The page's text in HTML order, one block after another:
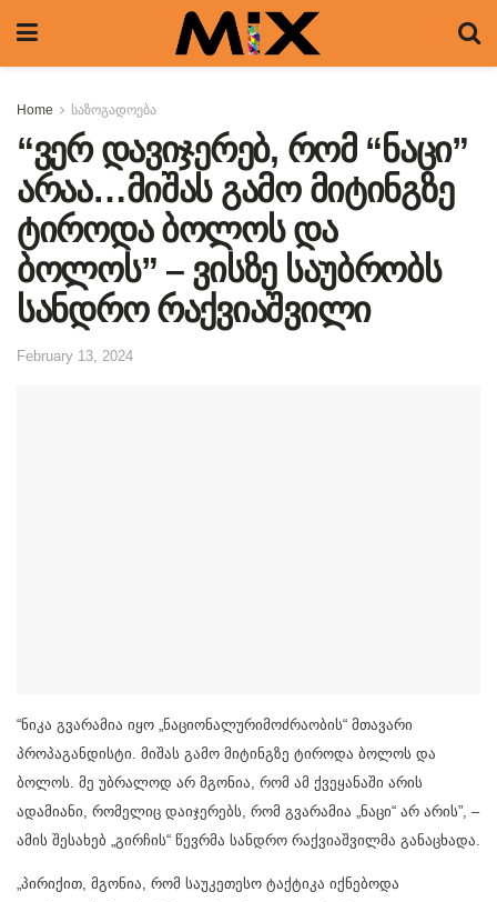
Home საზოგადოება
“ვერ დავიჯერებ, რომ “ნაცი”
არაა…მიშას გამო მიტინგზე
ტიროდა ბოლოს და
ბოლოს” – ვისზე საუბრობს
სანდრო რაქვიაშვილი
February 13, 2024
“ნიკა გვარამია იყო „ნაციონალურიმოძრაობის“ მთავარი
პროპაგანდისტი. მიშას გამო მიტინგზე ტიროდა ბოლოს და
ბოლოს. მე უბრალოდ არ მგონია, რომ ამ ქვეყანაში არის
ადამიანი, რომელიც დაიჯერებს, რომ გვარამია „ნაცი“ არ არის”, –
ამის შესახებ „გირჩის“ წევრმა სანდრო რაქვიაშვილმა განაცხადა.
„პირიქით, მგონია, რომ საუკეთესო ტაქტიკა იქნებოდა